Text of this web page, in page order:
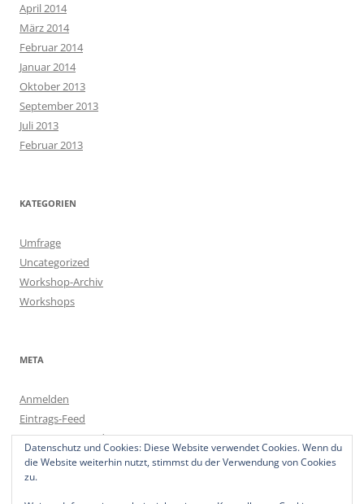
April 2014
März 2014
Februar 2014
Januar 2014
Oktober 2013
September 2013
Juli 2013
Februar 2013
KATEGORIEN
Umfrage
Uncategorized
Workshop-Archiv
Workshops
META
Anmelden
Eintrags-Feed
Kommentar-Feed
WordPress.org
Datenschutz und Cookies: Diese Website verwendet Cookies. Wenn du
die Website weiterhin nutzt, stimmst du der Verwendung von Cookies
zu.